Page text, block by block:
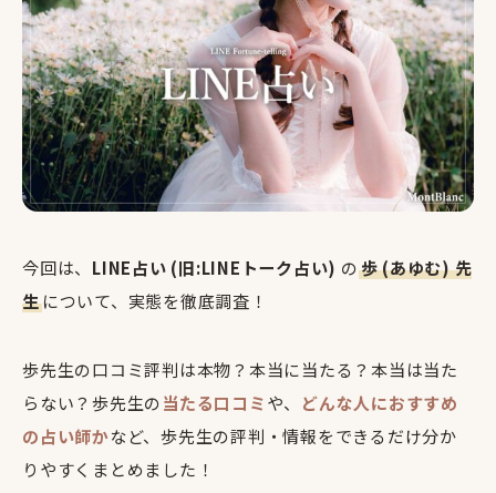
今回は、 LINE占い (旧:LINEトーク占い) の歩 (あゆむ) 先
生について、実態を徹底調査！
歩先生の口コミ評判は本物？本当に当たる？本当は当た
らない？歩先生の当たる口コミや、 どんな人におすすめ
の占い師かなど、歩先生の評判・情報をできるだけ分か
りやすくまとめました！